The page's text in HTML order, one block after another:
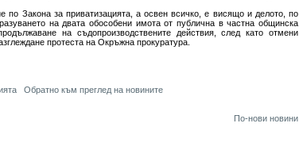
по Закона за приватизацията, а освен всичко, е висящо и делото, по
на двата обособени имота от публична в частна общинска
на съдопроизводствените действия, след като отмени
протеста на Окръжна прокуратура.
Обратно към преглед на новините
По-нови новини